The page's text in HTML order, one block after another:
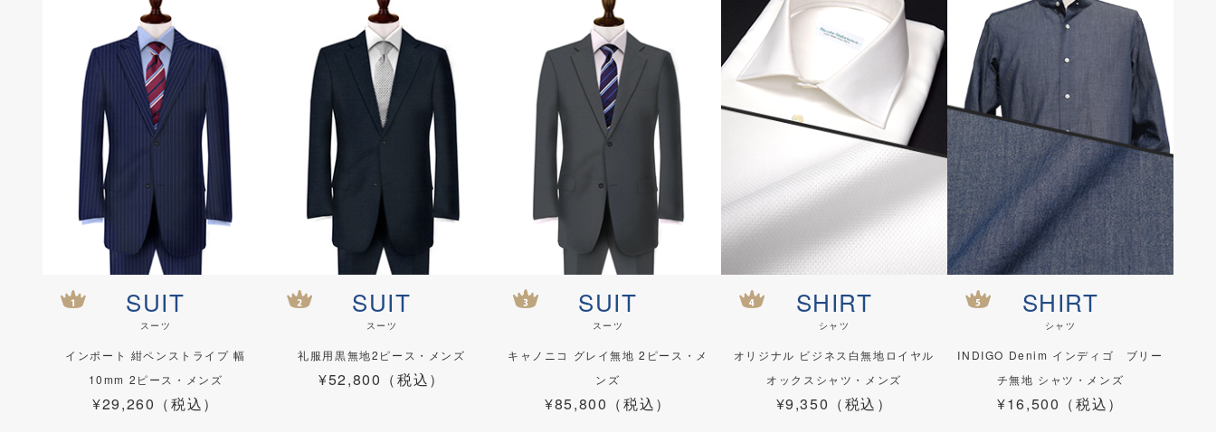
SUIT
スーツ
インポート 紺ペンストライプ 幅
10mm 2ピース・メンズ
¥29,260（税込）
SUIT
スーツ
礼服用黒無地2ピース・メンズ
¥52,800（税込）
SUIT
スーツ
キャノニコ グレイ無地 2ピース・メ
ンズ
¥85,800（税込）
SHIRT
シャツ
オリジナル ビジネス白無地ロイヤル
オックスシャツ・メンズ
¥9,350（税込）
SHIRT
シャツ
INDIGO Denim インディゴ ブリー
チ無地 シャツ・メンズ
¥16,500（税込）